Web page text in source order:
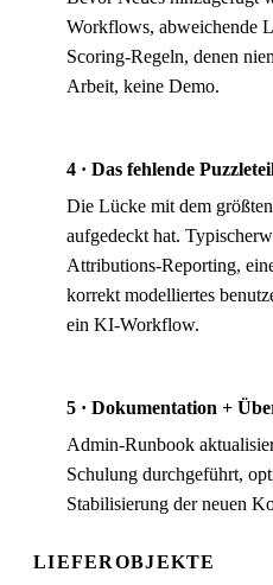
Workflows, abweichende
Scoring-Regeln, denen
Arbeit, keine Demo.
4 · Das fehlende
Die Lücke mit dem
aufgedeckt hat.
Attributions-Reporting,
korrekt modelliertes
ein KI-Workflow.
5 · Dokumentation +
Admin-Runbook
Schulung durchgeführt,
Stabilisierung der neuen
LIEFEROBJEKTE